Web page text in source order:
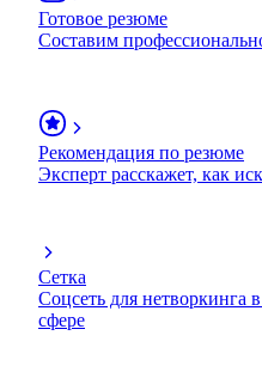
Готовое резюме
Составим
Рекомендация по резюме
Эксперт расскажет, как
Сетка
Соцсеть для нетворкинга
сфере